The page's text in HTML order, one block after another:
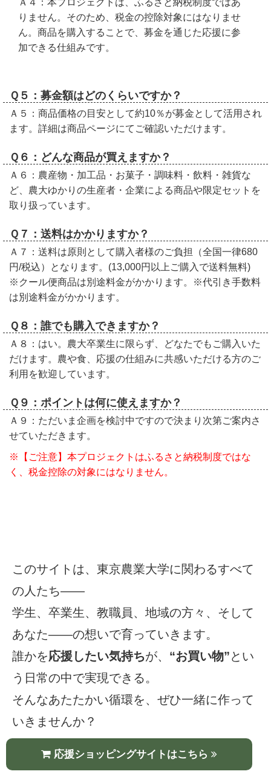
Ａ４：本プロジェクトは、ふるさと納税制度ではあ
りません。そのため、税金の控除対象にはなりませ
ん。商品を購入することで、募金を通じた応援に参
加できる仕組みです。
Ｑ５：募金額はどのくらいですか？
Ａ５：商品価格の目安として約10％が募金として活用され
ます。詳細は商品ページにてご確認いただけます。
Ｑ６：どんな商品が買えますか？
Ａ６：農産物・加工品・お菓子・調味料・飲料・雑貨な
ど、農大ゆかりの生産者・企業による商品や限定セットを
取り扱っています。
Ｑ７：送料はかかりますか？
Ａ７：送料は原則として購入者様のご負担（全国一律680
円/税込）となります。(13,000円以上ご購入で送料無料)
※クール便商品は別途料金がかかります。※代引き手数料
は別途料金がかかります。
Ｑ８：誰でも購入できますか？
Ａ８：はい。農大卒業生に限らず、どなたでもご購入いた
だけます。農や食、応援の仕組みに共感いただける方のご
利用を歓迎しています。
Ｑ９：ポイントは何に使えますか？
Ａ９：ただいま企画を検討中ですので決まり次第ご案内さ
せていただきます。
※【ご注意】本プロジェクトはふるさと納税制度ではな
く、税金控除の対象にはなりません。
このサイトは、東京農業大学に関わるすべて
の人たち――
学生、卒業生、教職員、地域の方々、そして
あなた――の想いで育っていきます。
誰かを応援したい気持ちが、 “お買い物”とい
う日常の中で実現できる。
そんなあたたかい循環を、ぜひ一緒に作って
いきませんか？
応援ショッピングサイトはこちら